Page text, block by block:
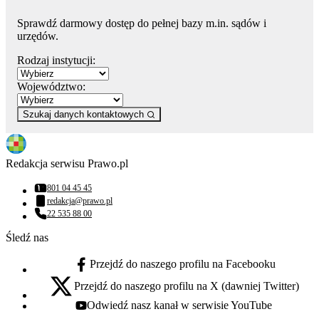
Sprawdź darmowy dostęp do pełnej bazy m.in. sądów i
urzędów.
Rodzaj instytucji:
Województwo:
Szukaj danych kontaktowych
Redakcja serwisu Prawo.pl
Numer telefonu:
801 04 45 45
Adres email:
redakcja@prawo.pl
Numer telefonu:
22 535 88 00
Śledź nas
facebook - otwiera się w nowej karcie
Przejdź do naszego profilu na Facebooku
x - otwiera się w nowej karcie
Przejdź do naszego profilu na X (dawniej Twitter)
youtube - otwiera się w nowej karcie
Odwiedź nasz kanał w serwisie YouTube